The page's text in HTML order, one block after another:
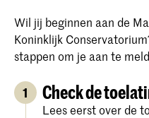
Wil jij beginnen aan de
Koninklijk
stappen om je aan te
1 Check de
Lees eerst over de